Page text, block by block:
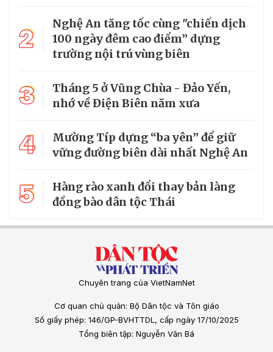
2
Nghệ An tăng tốc cùng "chiến dịch
100 ngày đêm cao điểm” dựng
trường nội trú vùng biên
3
Tháng 5 ở Vũng Chùa - Đảo Yến,
nhớ về Điện Biên năm xưa
4
Mường Típ dựng “ba yên” để giữ
vững đường biên dài nhất Nghệ An
5
Hàng rào xanh đổi thay bản làng
đồng bào dân tộc Thái
Chuyên trang của VietNamNet
Cơ quan chủ quản: Bộ Dân tộc và Tôn giáo
Số giấy phép: 146/GP-BVHTTDL, cấp ngày 17/10/2025
Tổng biên tập: Nguyễn Văn Bá